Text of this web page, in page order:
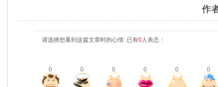
作
请选择您看到这篇文章时的心情: 已有0人表态：
0 0 0 0 0 0